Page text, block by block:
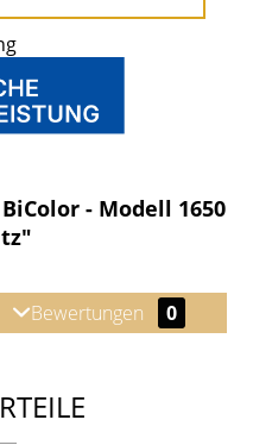
- Modell 1650
Bewertungen 0